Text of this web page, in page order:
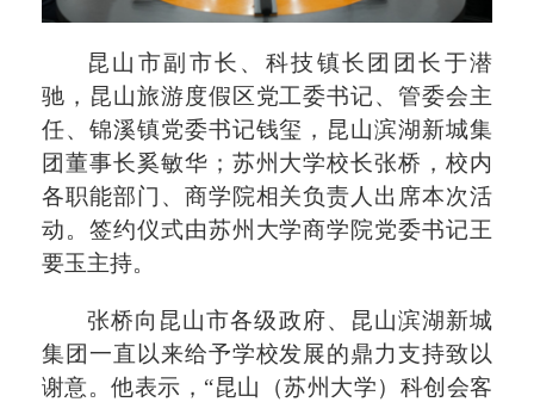
昆山市副市长、科技镇长团团长于潜
驰，昆山旅游度假区党工委书记、管委会主
任、锦溪镇党委书记钱玺，昆山滨湖新城集
团董事长奚敏华；苏州大学校长张桥，校内
各职能部门、商学院相关负责人出席本次活
动。签约仪式由苏州大学商学院党委书记王
要玉主持。
张桥向昆山市各级政府、昆山滨湖新城
集团一直以来给予学校发展的鼎力支持致以
谢意。他表示，“昆山（苏州大学）科创会客